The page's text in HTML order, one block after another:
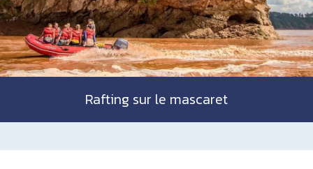
Rafting sur le mascaret